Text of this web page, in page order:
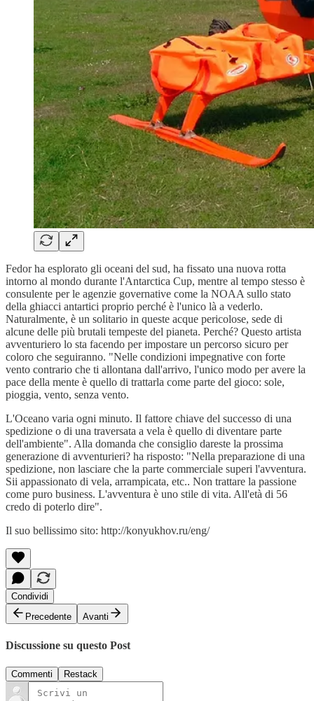
Fedor ha esplorato gli oceani del sud, ha fissato una nuova rotta
intorno al mondo durante l'Antarctica Cup, mentre al tempo stesso è
consulente per le agenzie governative come la NOAA sullo stato
della ghiacci antartici proprio perché è l'unico là a vederlo.
Naturalmente, è un solitario in queste acque pericolose, sede di
alcune delle più brutali tempeste del pianeta. Perché? Questo artista
avventuriero lo sta facendo per impostare un percorso sicuro per
coloro che seguiranno. "Nelle condizioni impegnative con forte
vento contrario che ti allontana dall'arrivo, l'unico modo per avere la
pace della mente è quello di trattarla come parte del gioco: sole,
pioggia, vento, senza vento.
L'Oceano varia ogni minuto. Il fattore chiave del successo di una
spedizione o di una traversata a vela è quello di diventare parte
dell'ambiente". Alla domanda che consiglio dareste la prossima
generazione di avventurieri? ha risposto: "Nella preparazione di una
spedizione, non lasciare che la parte commerciale superi l'avventura.
Sii appassionato di vela, arrampicata, etc.. Non trattare la passione
come puro business. L'avventura è uno stile di vita. All'età di 56
credo di poterlo dire".
Il suo bellissimo sito: http://konyukhov.ru/eng/
Condividi
Precedente
Avanti
Discussione su questo Post
Commenti Restack